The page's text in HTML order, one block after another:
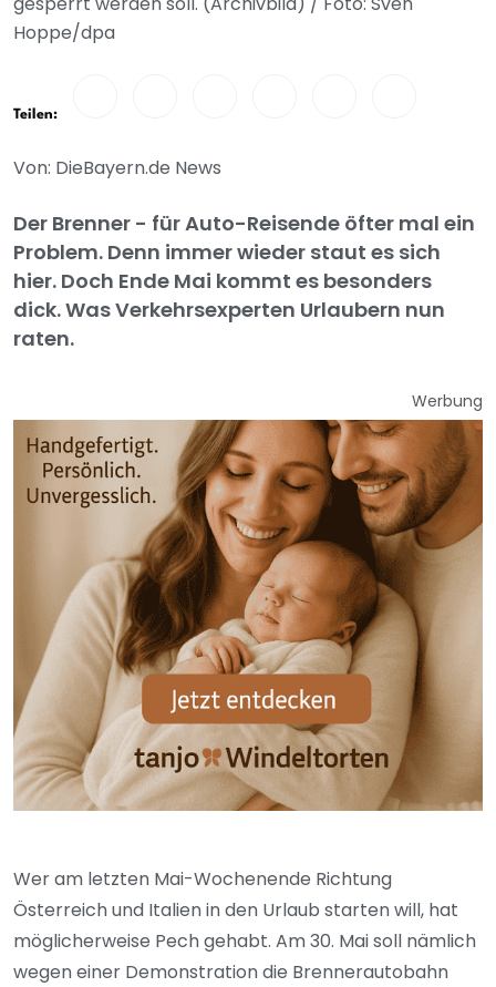
Hoppe/dpa
Teilen:
Von: DieBayern.de News
Der Brenner - für Auto-Reisende öfter mal ein
Problem. Denn immer wieder staut es sich
hier. Doch Ende Mai kommt es besonders
dick. Was Verkehrsexperten Urlaubern nun
raten.
Werbung
Wer am letzten Mai-Wochenende Richtung
Österreich und Italien in den Urlaub starten will, hat
möglicherweise Pech gehabt. Am 30. Mai soll nämlich
wegen einer Demonstration die Brennerautobahn